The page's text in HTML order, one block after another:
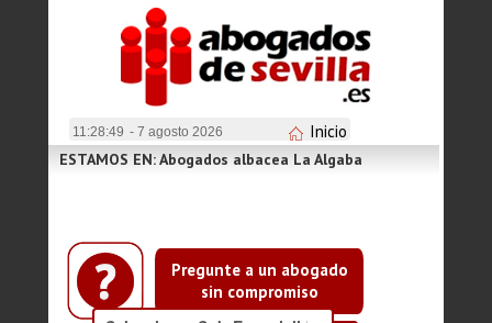
11:28:49 - 7 agosto 2026 Inicio
Pregunte a un abogado
sin compromiso
ESTAMOS EN: Abogados albacea La Algaba